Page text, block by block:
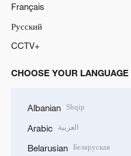
Français
Русский
CCTV+
CHOOSE YOUR LANGUAGE
Albanian Shqip
Arabic العربية
Belarusian Беларуская